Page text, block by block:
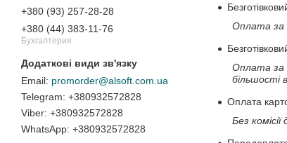
+380 (93) 257-28-28
+380 (44) 383-11-76
Бухгалтерия
promorder@alsoft.com.ua
+380932572828
+380932572828
+380932572828
Оплата за
Оплата за
більшості
Оплата
Без